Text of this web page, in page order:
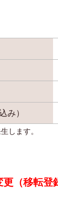
み）
します。
更（移転登